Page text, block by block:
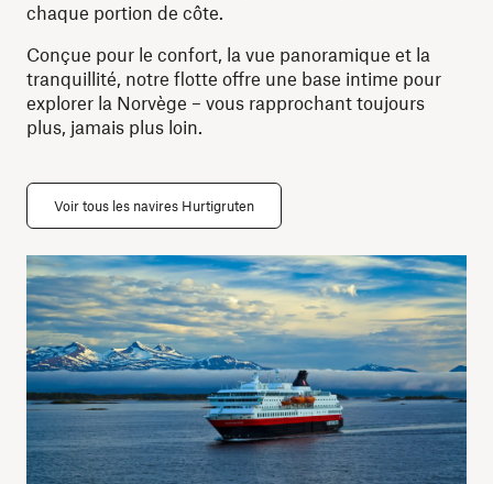
chaque portion de côte.
Conçue pour le confort, la vue panoramique et la
tranquillité, notre flotte offre une base intime pour
explorer la Norvège – vous rapprochant toujours
plus, jamais plus loin.
Voir tous les navires Hurtigruten